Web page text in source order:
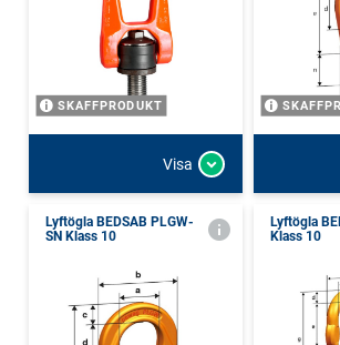
SKAFFPRODUKT
Visa
Lyftögla BEDSAB PLGW-
SN Klass 10
Lyftögla
Klass 10